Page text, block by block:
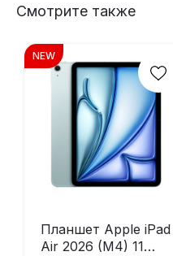
Смотрите также
NEW
Планшет Apple iPad
Air 2026 (M4) 11